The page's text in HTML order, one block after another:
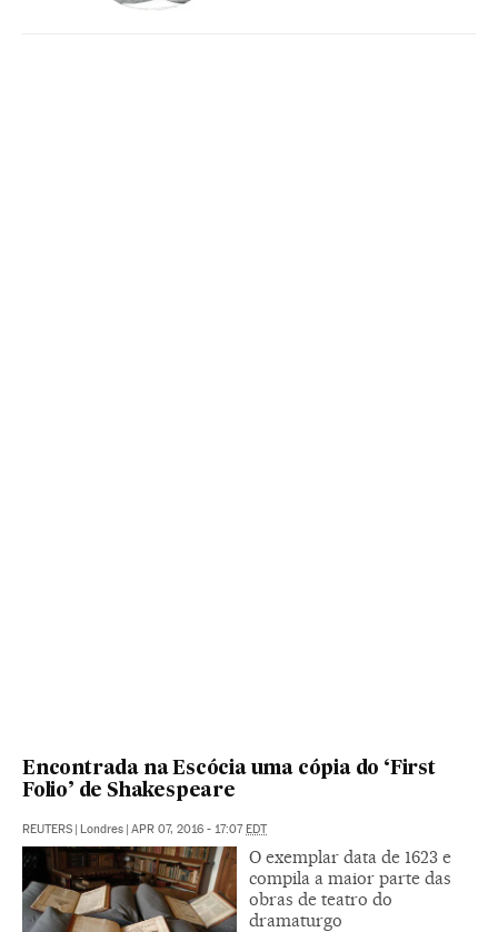
Encontrada na Escócia uma cópia do ‘First
Folio’ de Shakespeare
REUTERS | Londres | APR 07, 2016 - 17:07EDT
O exemplar data de 1623 e
compila a maior parte das
obras de teatro do
dramaturgo